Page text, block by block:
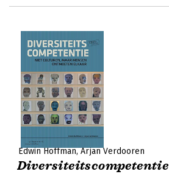
Edwin Hoffman Arjan Verdooren
Diversiteitscompetentie